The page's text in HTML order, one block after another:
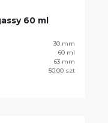
60 ml
30 mm
60 ml
63 mm
50.00 szt